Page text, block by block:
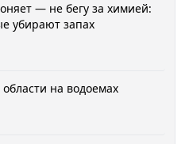
— не бегу за химией:
убирают запах
на водоемах